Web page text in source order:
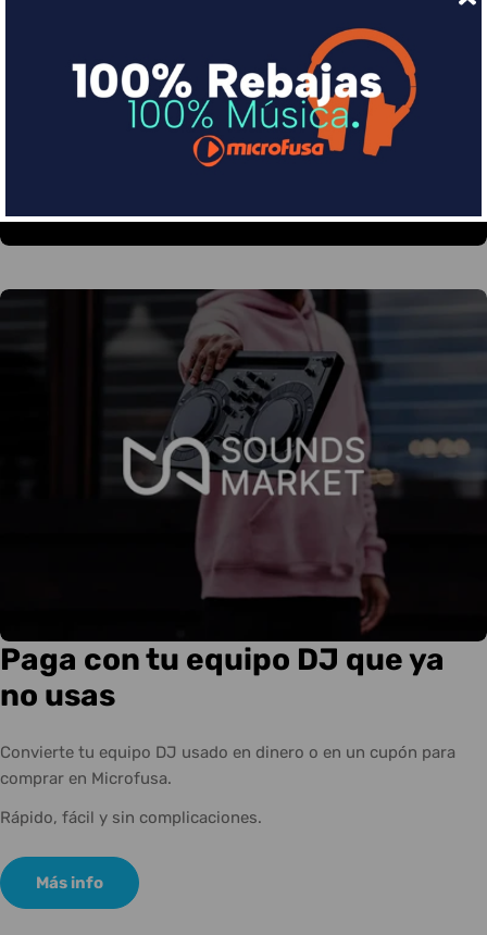
Financia tus compras con Sequra
Divide en 3 sin coste o hasta en 18 meses por una
pequeña cuota al mes con Sequra
Paga con tu equipo DJ que ya
no usas
Convierte tu equipo DJ usado en dinero o en un cupón para
comprar en Microfusa.
Rápido, fácil y sin complicaciones.
Más info